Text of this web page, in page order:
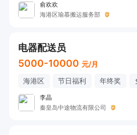
俞欢欢
海港区瑜慕搬运服务部
电器配送员
5000-10000 元/月
海港区 节日福利 年终奖
李晶
秦皇岛中途物流有限公司